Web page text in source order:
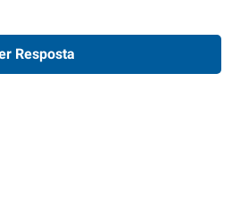
Resposta